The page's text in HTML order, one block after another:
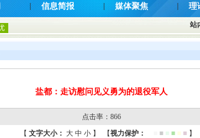
信息简报 媒体聚焦 理
站
盐都：走访慰问见义勇为的退役军人
点击率：866
【 文字大小： 大 中 小 】 【视力保护： ■ ■ ■ ■ ■ 】